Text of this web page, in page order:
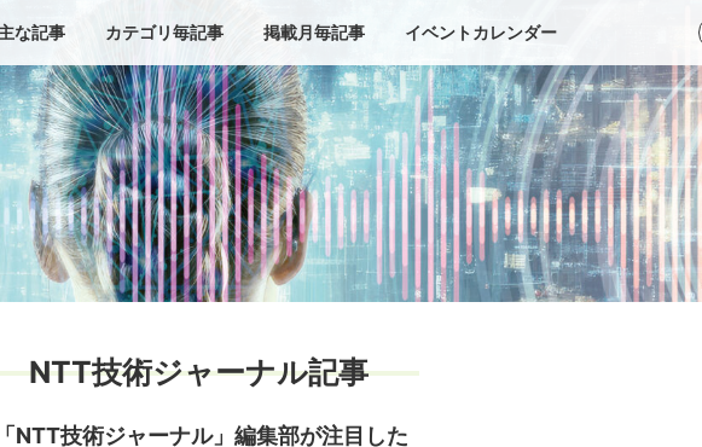
な記事 カテゴリ毎記事 掲載月毎記事 イベントカレンダー
NTT技術ジャーナル記事
「NTT技術ジャーナル」編集部が注目した